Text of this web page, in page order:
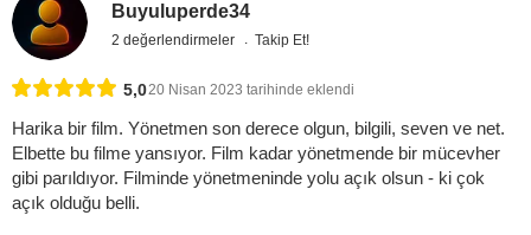
Buyuluperde34
2 değerlendirmeler Takip Et!
5,020 Nisan 2023 tarihinde eklendi
Harika bir film. Yönetmen son derece olgun, bilgili, seven ve net.
Elbette bu filme yansıyor. Film kadar yönetmende bir mücevher
gibi parıldıyor. Filminde yönetmeninde yolu açık olsun - ki çok
açık olduğu belli.